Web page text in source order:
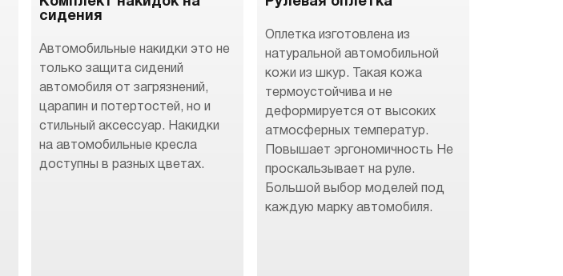
сидения
Автомобильные накидки это не
только защита сидений
автомобиля от загрязнений,
царапин и потертостей, но и
стильный аксессуар. Накидки
на автомобильные кресла
доступны в разных цветах.
Оплетка изготовлена из
натуральной автомобильной
кожи из шкур. Такая кожа
термоустойчива и не
деформируется от высоких
атмосферных температур.
Повышает эргономичность Не
проскальзывает на руле.
Большой выбор моделей под
каждую марку автомобиля.